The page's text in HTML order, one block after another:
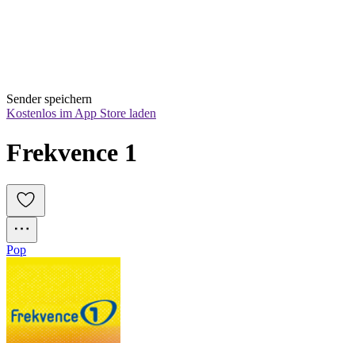
Sender speichern
Kostenlos im App Store laden
Frekvence 1
Pop